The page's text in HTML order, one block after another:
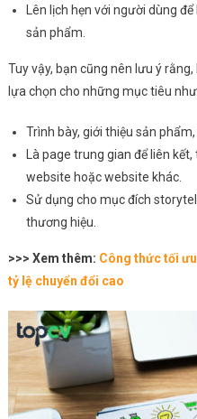
Lên lịch hẹn với người dùng
sản phẩm.
Tuy vậy, bạn cũng nên lưu ý
lựa chọn cho những mục tiêu
Trình bày, giới thiệu sản
Là page trung gian để liên
website hoặc website khác.
Sử dụng cho mục đích
thương hiệu.
>>> Xem thêm: Công thức tối
tỷ lệ chuyển đổi cao